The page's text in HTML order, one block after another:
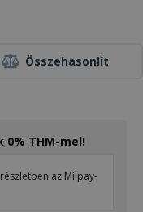
Összehasonlít
THM-mel!
az Milpay-